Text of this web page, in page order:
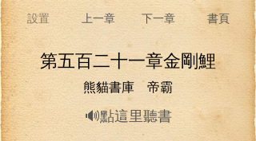
設置 上一章 下一章 書頁
第五百二十一章金剛鯉
熊貓書庫 帝霸
🔊點這里聽書